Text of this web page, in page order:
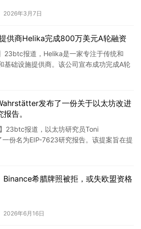
2026年3月7日
供商Helika完成800万美元A轮融资
23btc报道，Helika是一家专注于传统和
基础设施提供商。该公司宣布成功完成A轮
融资方包括P…
发布了一份关于以太坊改进
告。
23btc报道，以太坊研究员Toni
份名为EIP-7623研究报告。该提案旨在提
可用性…
Binance希腊牌照被拒，或失欧盟资格
2026年6月16日